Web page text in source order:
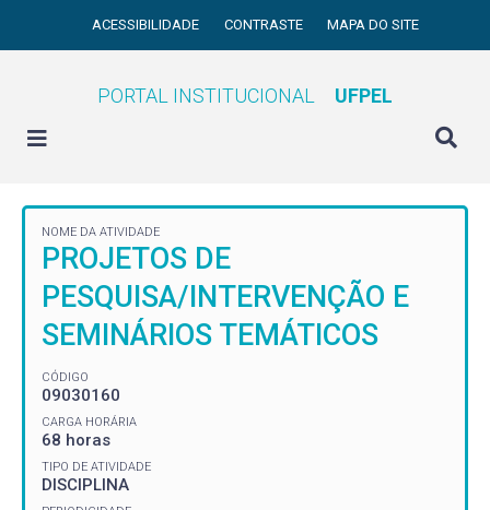
ACESSIBILIDADE CONTRASTE MAPA DO SITE
PORTAL INSTITUCIONAL UFPEL
NOME DA ATIVIDADE
PROJETOS DE
PESQUISA/INTERVENÇÃO E
SEMINÁRIOS TEMÁTICOS
CÓDIGO
09030160
CARGA HORÁRIA
68 horas
TIPO DE ATIVIDADE
DISCIPLINA